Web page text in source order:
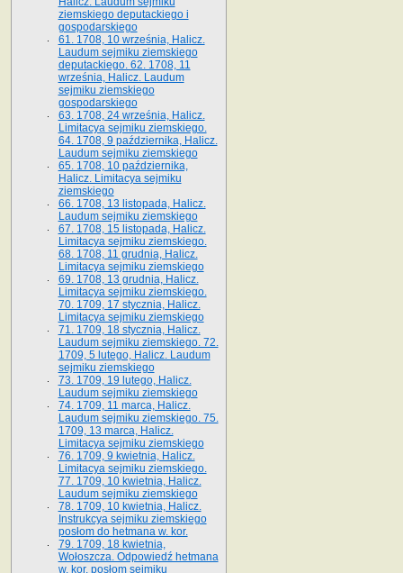
ziemskiego deputackiego i
gospodarskiego
61. 1708, 10 września, Halicz.
Laudum sejmiku ziemskiego
deputackiego. 62. 1708, 11
września, Halicz. Laudum
sejmiku ziemskiego
gospodarskiego
63. 1708, 24 września, Halicz.
Limitacya sejmiku ziemskiego.
64. 1708, 9 października, Halicz.
Laudum sejmiku ziemskiego
65­. 1708, 10 października,
Halicz. Limitacya sejmiku
ziemskiego
66. 1708, 13 listopada, Halicz.
Laudum sejmiku ziemskiego
67. 1708, 15 listopada, Halicz.
Limitacya sejmiku ziemskiego.
68. 1708, 11 grudnia, Halicz.
Limitacya sejmiku ziemskiego
69. 1708, 13 grudnia, Halicz.
Limitacya sejmiku ziemskiego.
70. 1709, 17 stycznia, Halicz.
Limitacya sejmiku ziemskiego
71. 1709, 18 stycznia, Halicz.
Laudum sejmiku ziemskiego. 72.
1709, 5 lutego, Halicz. Laudum
sejmiku ziemskiego
73. 1709, 19 lutego, Halicz.
Laudum sejmiku ziemskiego
74. 1709, 11 marca, Halicz.
Laudum sejmiku ziemskiego. 75.
1709, 13 marca, Halicz.
Limitacya sejmiku ziemskiego
76. 1709, 9 kwietnia, Halicz.
Limitacya sejmiku ziemskiego.
77. 1709, 10 kwietnia, Halicz.
Laudum sejmiku ziemskiego
78. 1709, 10 kwietnia, Halicz.
Instrukcya sejmiku ziemskiego
posłom do hetmana w. kor.
79. 1709, 18 kwietnia,
Wołoszcza. Odpowiedź hetmana
w. kor. posłom sejmiku